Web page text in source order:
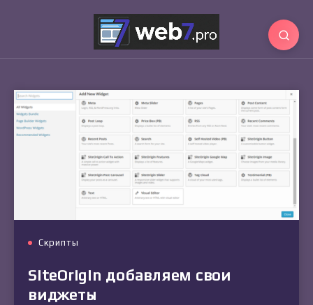
Скрипты
SiteOrigin добавляем свои
виджеты